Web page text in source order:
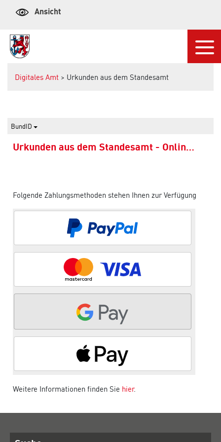
Ansicht
Digitales Amt > Urkunden aus dem Standesamt
BundID
Urkunden aus dem Standesamt - Onlineservice
Folgende Zahlungsmethoden stehen Ihnen zur Verfügung
Weitere Informationen finden Sie hier.